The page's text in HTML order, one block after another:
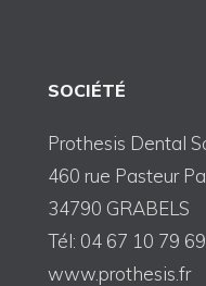
SOCIÉTÉ
Prothesis Dental
460 rue Pasteur
34790 GRABELS
Tél: 04 67 10 79 69
www.prothesis.fr